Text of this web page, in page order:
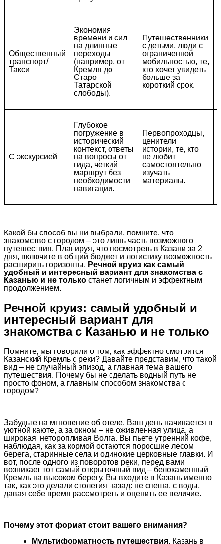
Общественный
транспорт/
Такси
Экономия
времени и сил
на длинные
переходы
(например, от
Кремля до
Старо-
Татарской
слободы).
Путешественники
с детьми, люди с
ограниченной
мобильностью, те,
кто хочет увидеть
больше за
короткий срок.
С экскурсией
Глубокое
погружение в
исторический
контекст, ответы
на вопросы от
гида, четкий
маршрут без
необходимости
навигации.
Первопроходцы,
ценители
истории, те, кто
не любит
самостоятельно
изучать
материалы.
Какой бы способ вы ни выбрали, помните, что
знакомство с городом – это лишь часть возможного
путешествия. Планируя, что посмотреть в Казани за 2
дня, включите в общий бюджет и логистику возможность
расширить горизонты. Речной круиз как самый
удобный и интересный вариант для знакомства с
Казанью и не только станет логичным и эффектным
продолжением.
Речной круиз: самый удобный и
интересный вариант для
знакомства с Казанью и не только
Помните, мы говорили о том, как эффектно смотрится
Казанский Кремль с реки? Давайте представим, что такой
вид – не случайный эпизод, а главная тема вашего
путешествия. Почему бы не сделать водный путь не
просто фоном, а главным способом знакомства с
городом?
Забудьте на мгновение об отеле. Ваш день начинается в
уютной каюте, а за окном – не оживленная улица, а
широкая, неторопливая Волга. Вы пьете утренний кофе,
наблюдая, как за кормой остаются поросшие лесом
берега, старинные села и одинокие церковные главки. И
вот, после одного из поворотов реки, перед вами
возникает тот самый открыточный вид – белокаменный
Кремль на высоком берегу. Вы входите в Казань именно
так, как это делали столетия назад: не спеша, с воды,
давая себе время рассмотреть и оценить ее величие.
Почему этот формат стоит вашего внимания?
Мультиформатность путешествия. Казань в